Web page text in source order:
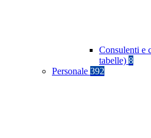
Consulenti e
tabelle) 8
Personale 392